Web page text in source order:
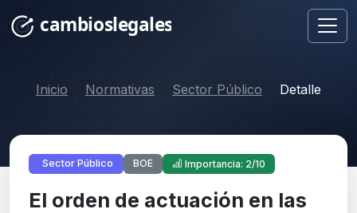
Inicio Normativas Sector Público Detalle
Sector Público BOE Importancia: 2/10
El orden de actuación en las